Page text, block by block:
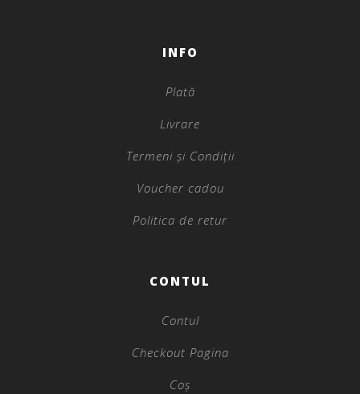
INFO
Plată
Livrare
Termeni și Condiții
Voucher cadou
Politica de retur
CONTUL
Contul
Checkout Pagina
Coș